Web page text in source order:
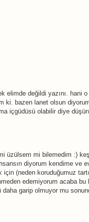
elimde değildi yazını. hani
ki. bazen lanet olsun
içgüdüsü olabilir diye
üzülsem mi bilemedim :)
diyorum kendime ve
(neden koruduğumuz
edemiyorum acaba
garip olmuyor mu